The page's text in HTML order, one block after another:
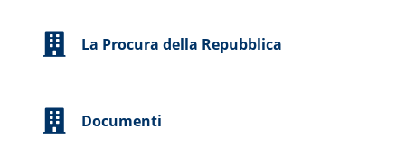
La Procura della Repubblica
Documenti